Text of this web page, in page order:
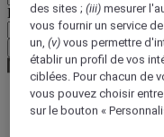
Devise
Valider ma devise
World
des sites ;(iii) mesurer
vous fournir un service
un,(v) vous permettre
établir un profil de vos
ciblées. Pour chacun de
vous pouvez choisir
sur le bouton «